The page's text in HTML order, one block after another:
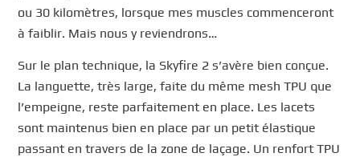
ou 30 kilomètres, lorsque mes muscles commenceront
à faiblir. Mais nous y reviendrons…
Sur le plan technique, la Skyfire 2 s’avère bien conçue.
La languette, très large, faite du même mesh TPU que
l’empeigne, reste parfaitement en place. Les lacets
sont maintenus bien en place par un petit élastique
passant en travers de la zone de laçage. Un renfort TPU